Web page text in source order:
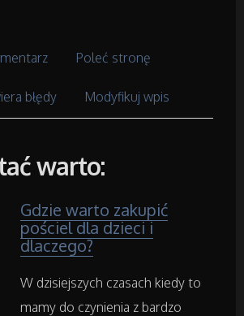
Dla Dzieci
Meble
Wyposażenie Wnętrz
Odzież
Sport
Poleć stronę
błędy Modyfikuj wpis
warto:
Gdzie warto zakupić
pościel dla dzieci i
dlaczego?
W dzisiejszych czasach kiedy to
mamy do czynienia z bardzo